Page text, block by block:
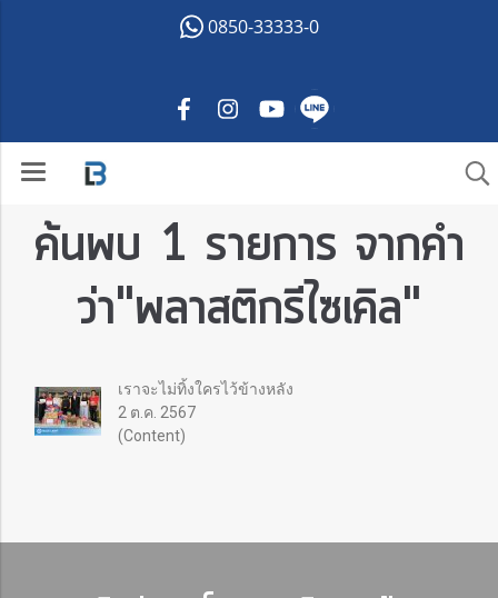
0850-33333-0
ค้นพบ 1 รายการ จากคำ
ว่า"พลาสติกรีไซเคิล"
เราจะไม่ทิ้งใครไว้ข้างหลัง
2 ต.ค. 2567
(Content)